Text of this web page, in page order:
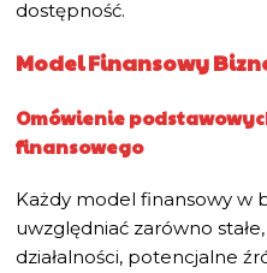
dostępność.
Model Finansowy
Omówienie
finansowego
Każdy model finansowy w
uwzględniać zarówno
działalności, potencjalne